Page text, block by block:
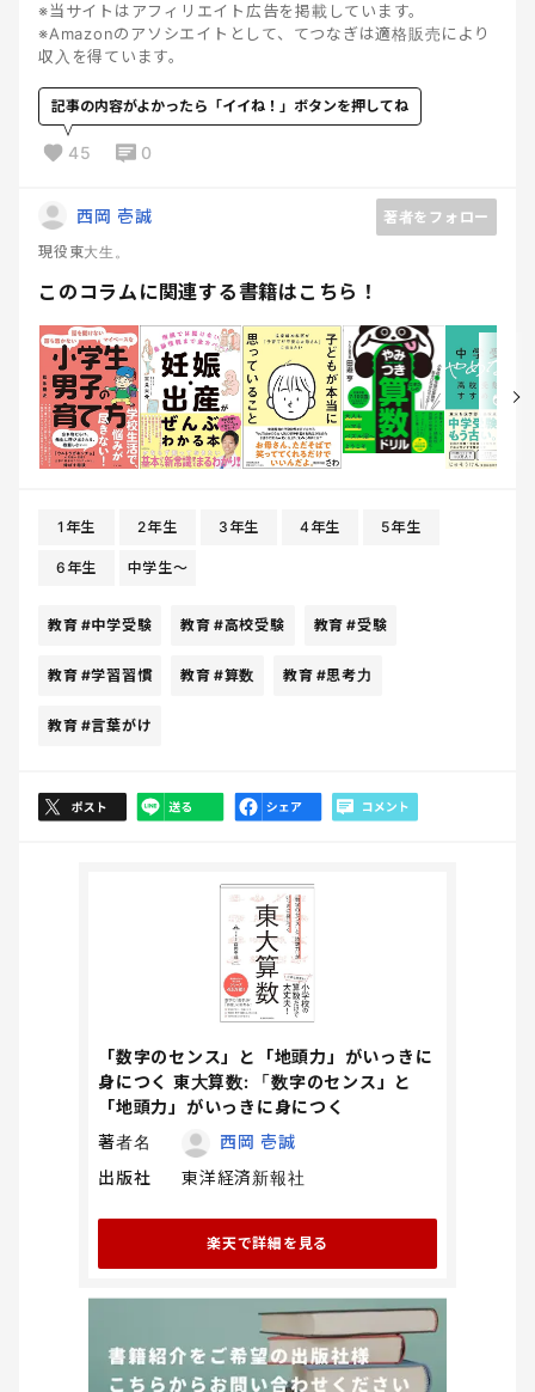
※当サイトはアフィリエイト広告を掲載しています。
※Amazonのアソシエイトとして、てつなぎは適格販売により
収入を得ています。
記事の内容がよかったら「イイね！」ボタンを押してね
45 0
西岡 壱誠
著者をフォロー
現役東大生。
このコラムに関連する書籍はこちら！
1年生 2年生 3年生 4年生 5年生
6年生 中学生〜
教育 #中学受験 教育 #高校受験 教育 #受験
教育 #学習習慣 教育 #算数 教育 #思考力
教育 #言葉がけ
「数字のセンス」と「地頭力」がいっきに
身につく 東大算数: 「数字のセンス」と
「地頭力」がいっきに身につく
著者名
西岡 壱誠
出版社
東洋経済新報社
楽天で詳細を見る